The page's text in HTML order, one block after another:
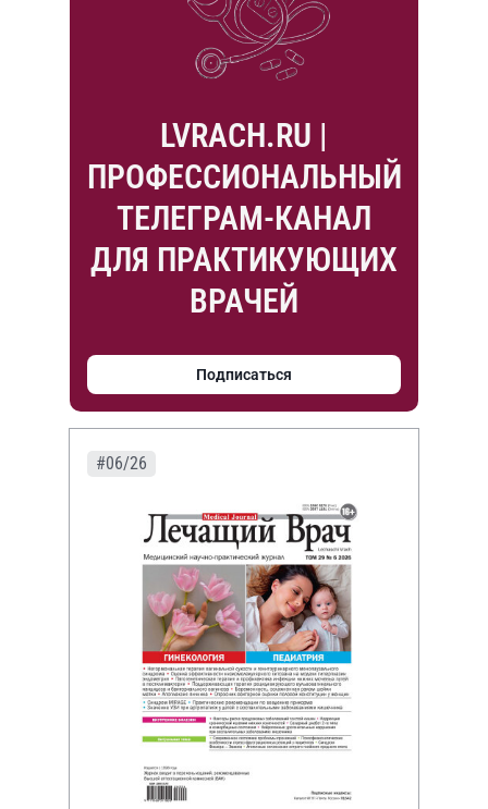
LVRACH.RU |
ПРОФЕССИОНАЛЬНЫЙ
ТЕЛЕГРАМ-КАНАЛ
ДЛЯ ПРАКТИКУЮЩИХ
ВРАЧЕЙ
Подписаться
#06/26